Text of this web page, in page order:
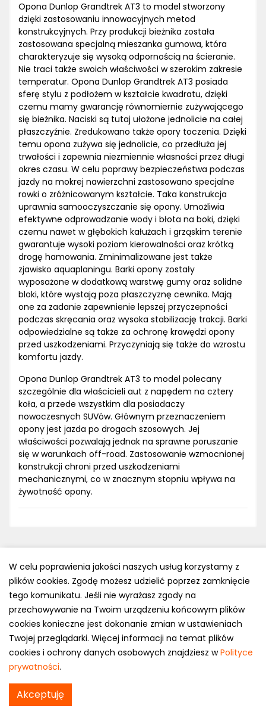
Opona Dunlop Grandtrek AT3 to model stworzony
dzięki zastosowaniu innowacyjnych metod
konstrukcyjnych. Przy produkcji bieżnika została
zastosowana specjalną mieszanka gumowa, która
charakteryzuje się wysoką odpornością na ścieranie.
Nie traci także swoich właściwości w szerokim zakresie
temperatur. Opona Dunlop Grandtrek AT3 posiada
sferę stylu z podłożem w kształcie kwadratu, dzięki
czemu mamy gwarancję równomiernie zużywającego
się bieżnika. Naciski są tutaj ułożone jednolicie na całej
płaszczyźnie. Zredukowano także opory toczenia. Dzięki
temu opona zużywa się jednolicie, co przedłuża jej
trwałości i zapewnia niezmiennie własności przez długi
okres czasu. W celu poprawy bezpieczeństwa podczas
jazdy na mokrej nawierzchni zastosowano specjalne
rowki o zróżnicowanym kształcie. Taka konstrukcja
uprawnia samooczyszczanie się opony. Umożliwia
efektywne odprowadzanie wody i błota na boki, dzięki
czemu nawet w głębokich kałużach i grząskim terenie
gwarantuje wysoki poziom kierowalności oraz krótką
drogę hamowania. Zminimalizowane jest także
zjawisko aquaplaningu. Barki opony zostały
wyposażone w dodatkową warstwę gumy oraz solidne
bloki, które wystają poza płaszczyznę cewnika. Mają
one za zadanie zapewnienie lepszej przyczepności
podczas skręcania oraz wysoka stabilizację trakcji. Barki
odpowiedzialne są także za ochronę krawędzi opony
przed uszkodzeniami. Przyczyniają się także do wzrostu
komfortu jazdy.
Opona Dunlop Grandtrek AT3 to model polecany
szczególnie dla właścicieli aut z napędem na cztery
koła, a przede wszystkim dla posiadaczy
nowoczesnych SUVów. Głównym przeznaczeniem
opony jest jazda po drogach szosowych. Jej
właściwości pozwalają jednak na sprawne poruszanie
się w warunkach off-road. Zastosowanie wzmocnionej
konstrukcji chroni przed uszkodzeniami
mechanicznymi, co w znacznym stopniu wpływa na
żywotność opony.
Polityka prywatności
e-mail: kontakt@opony.com.pl
Copyright © 2000-2023 Opony.com.pl
W celu poprawienia jakości naszych usług korzystamy z
plików cookies. Zgodę możesz udzielić poprzez zamknięcie
tego komunikatu. Jeśli nie wyrażasz zgody na
przechowywanie na Twoim urządzeniu końcowym plików
cookies konieczne jest dokonanie zmian w ustawieniach
Twojej przeglądarki. Więcej informacji na temat plików
cookies i ochrony danych osobowych znajdziesz wPolityce
prywatności.
Akceptuję